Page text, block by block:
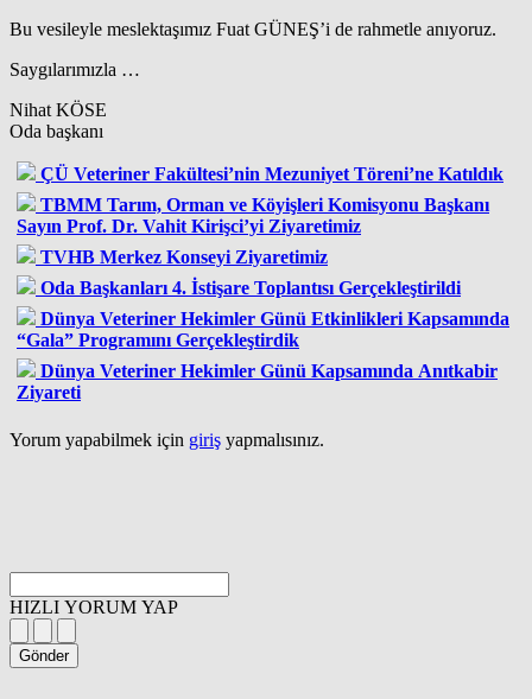
Bu vesileyle meslektaşımız Fuat GÜNEŞ’i de rahmetle anıyoruz.
Saygılarımızla …
Nihat KÖSE
Oda başkanı
ÇÜ Veteriner Fakültesi’nin Mezuniyet Töreni’ne Katıldık
TBMM Tarım, Orman ve Köyişleri Komisyonu Başkanı
Sayın Prof. Dr. Vahit Kirişci’yi Ziyaretimiz
TVHB Merkez Konseyi Ziyaretimiz
Oda Başkanları 4. İstişare Toplantısı Gerçekleştirildi
Dünya Veteriner Hekimler Günü Etkinlikleri Kapsamında
“Gala” Programını Gerçekleştirdik
Dünya Veteriner Hekimler Günü Kapsamında Anıtkabir
Ziyareti
Yorum yapabilmek için giriş yapmalısınız.
HIZLI YORUM YAP
Gönder